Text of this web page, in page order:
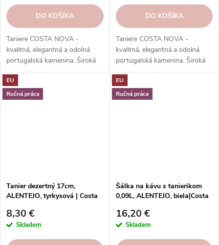
DO KOŠÍKA
Taniere COSTA NOVA -
kvalitná, elegantná a odolná
portugalská kamenina. Široká
ponuka kolekcií, tvarov, farieb a
funkcií. Objednávajte v našom
e-shope.
DO KOŠÍKA
Taniere COSTA NOVA -
kvalitná, elegantná a odolná
portugalská kamenina. Široká
ponuka kolekcií, tvarov, farieb a
funkcií. Objednávajte v našom
e-shope.
EU
Ručná práca
Tanier dezertný 17cm,
ALENTEJO, tyrkysová | Costa
8,30 €
Skladem
EU
Ručná práca
Šálka na kávu s tanierikom
0,09L, ALENTEJO, biela|Costa
16,20 €
Skladem